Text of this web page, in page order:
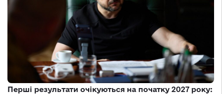
Перші результати очікуються на початку 2027 року: